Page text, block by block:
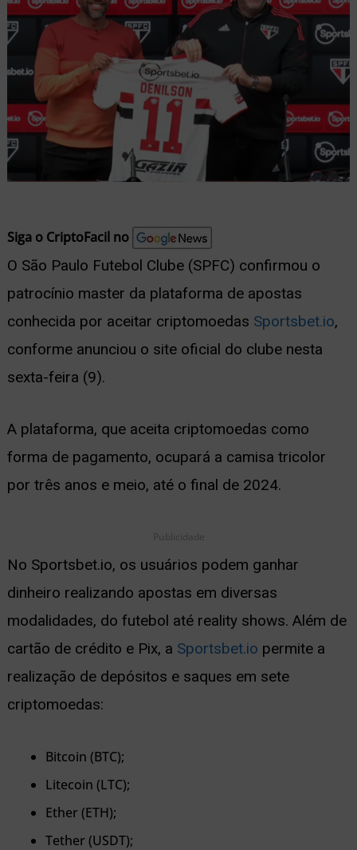
Siga o CriptoFacil no
O São Paulo Futebol Clube (SPFC) confirmou o
patrocínio master da plataforma de apostas
conhecida por aceitar criptomoedas Sportsbet.io,
conforme anunciou o site oficial do clube nesta
sexta-feira (9).
A plataforma, que aceita criptomoedas como
forma de pagamento, ocupará a camisa tricolor
por três anos e meio, até o final de 2024.
Publicidade
No Sportsbet.io, os usuários podem ganhar
dinheiro realizando apostas em diversas
modalidades, do futebol até reality shows. Além de
cartão de crédito e Pix, a Sportsbet.io permite a
realização de depósitos e saques em sete
criptomoedas:
Bitcoin (BTC);
Litecoin (LTC);
Ether (ETH);
Tether (USDT);